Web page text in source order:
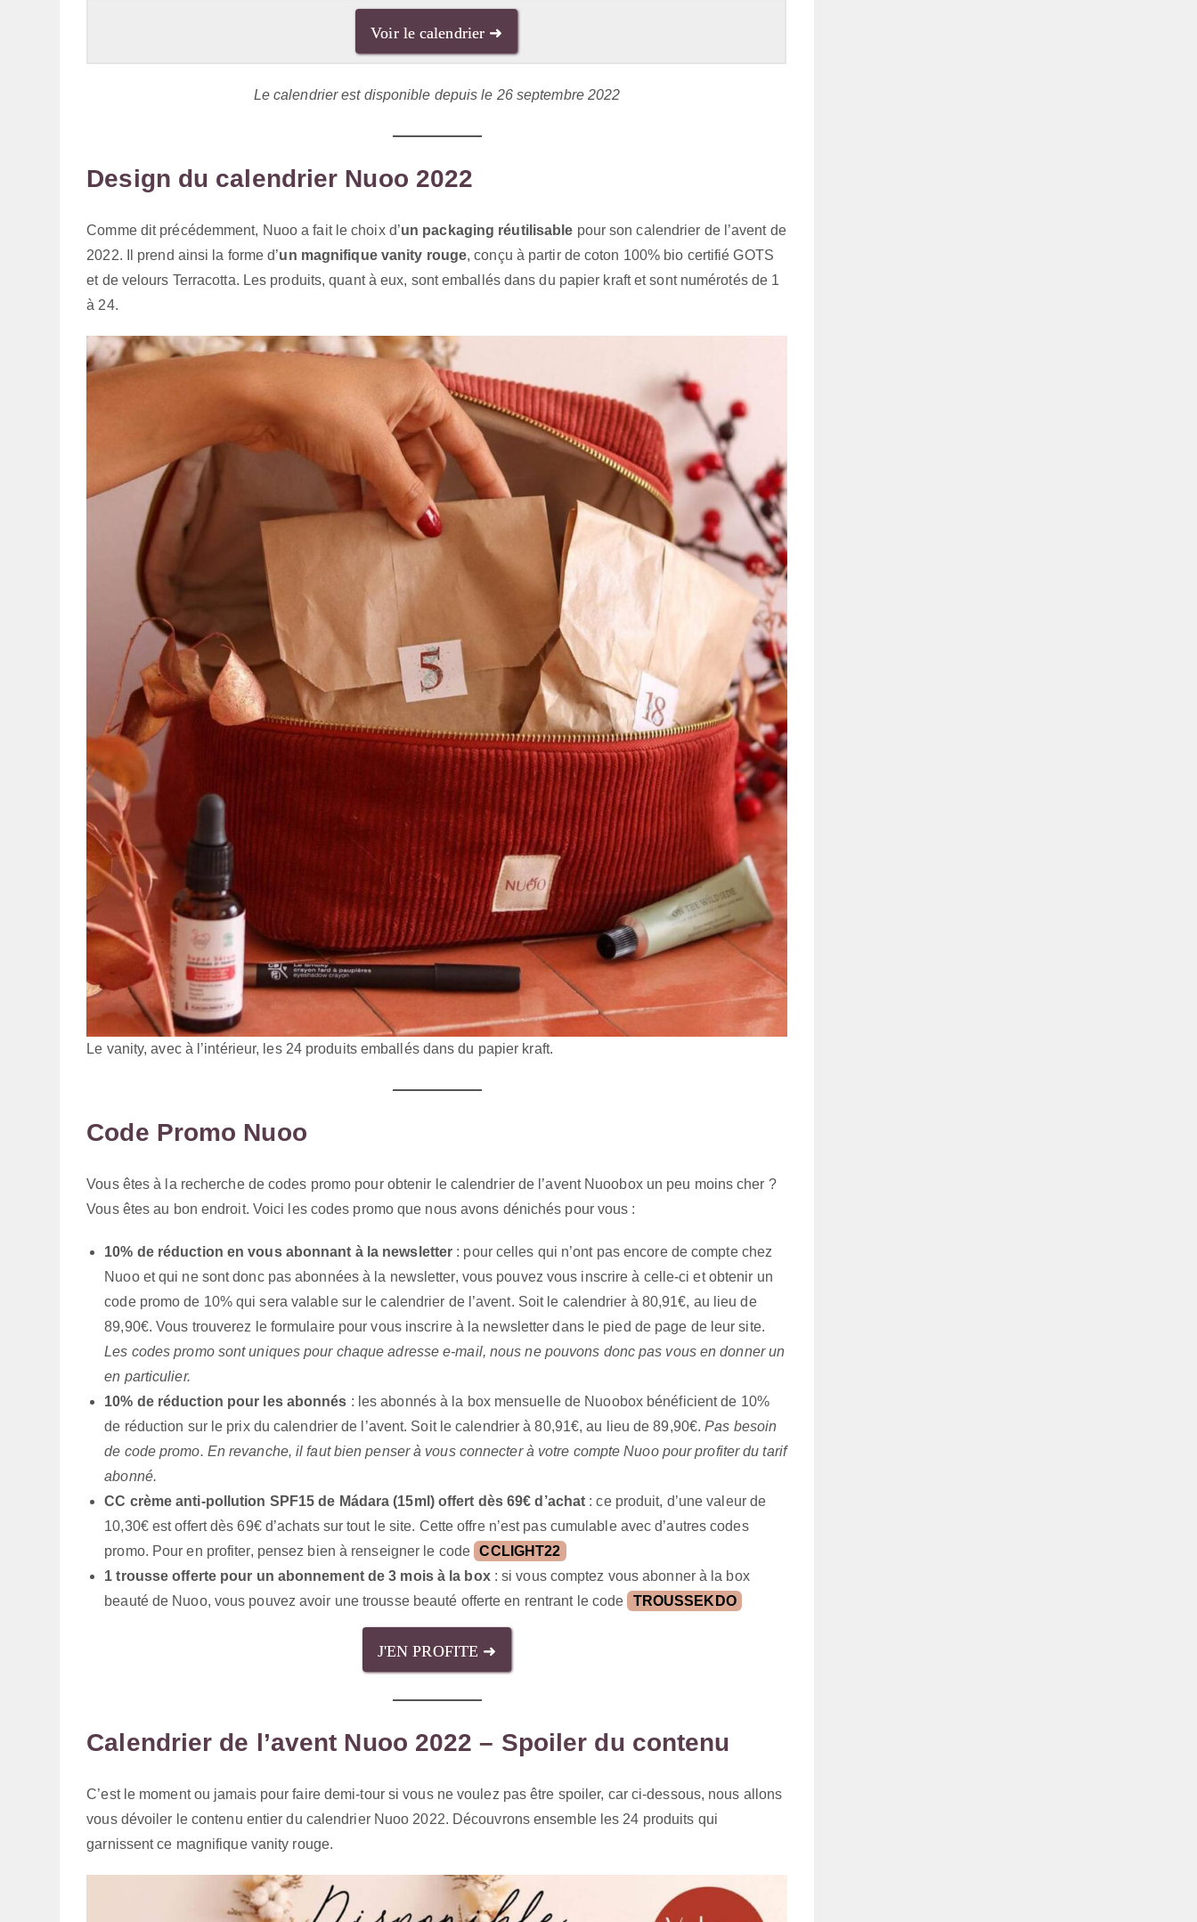
Voir le calendrier ➜
Le calendrier est disponible depuis le 26 septembre 2022
Design du calendrier Nuoo 2022
Comme dit précédemment, Nuoo a fait le choix d’un packaging réutilisable pour son calendrier de l’avent de
2022. Il prend ainsi la forme d’un magnifique vanity rouge, conçu à partir de coton 100% bio certifié GOTS
et de velours Terracotta. Les produits, quant à eux, sont emballés dans du papier kraft et sont numérotés de 1
à 24.
Le vanity, avec à l’intérieur, les 24 produits emballés dans du papier kraft.
Code Promo Nuoo
Vous êtes à la recherche de codes promo pour obtenir le calendrier de l’avent Nuoobox un peu moins cher ?
Vous êtes au bon endroit. Voici les codes promo que nous avons dénichés pour vous :
10% de réduction en vous abonnant à la newsletter : pour celles qui n’ont pas encore de compte chez
Nuoo et qui ne sont donc pas abonnées à la newsletter, vous pouvez vous inscrire à celle-ci et obtenir un
code promo de 10% qui sera valable sur le calendrier de l’avent. Soit le calendrier à 80,91€, au lieu de
89,90€. Vous trouverez le formulaire pour vous inscrire à la newsletter dans le pied de page de leur site.
Les codes promo sont uniques pour chaque adresse e-mail, nous ne pouvons donc pas vous en donner un
en particulier.
10% de réduction pour les abonnés : les abonnés à la box mensuelle de Nuoobox bénéficient de 10%
de réduction sur le prix du calendrier de l’avent. Soit le calendrier à 80,91€, au lieu de 89,90€.Pas besoin
de code promo. En revanche, il faut bien penser à vous connecter à votre compte Nuoo pour profiter du tarif
abonné.
CC crème anti-pollution SPF15 de Mádara (15ml) offert dès 69€ d’achat : ce produit, d’une valeur de
10,30€ est offert dès 69€ d’achats sur tout le site. Cette offre n’est pas cumulable avec d’autres codes
promo. Pour en profiter, pensez bien à renseigner le code
CCLIGHT22
1 trousse offerte pour un abonnement de 3 mois à la box: si vous comptez vous abonner à la box
beauté de Nuoo, vous pouvez avoir une trousse beauté offerte en rentrant le code
TROUSSEKDO
J'EN PROFITE ➜
Calendrier de l’avent Nuoo 2022 – Spoiler du contenu
C’est le moment ou jamais pour faire demi-tour si vous ne voulez pas être spoiler, car ci-dessous, nous allons
vous dévoiler le contenu entier du calendrier Nuoo 2022. Découvrons ensemble les 24 produits qui
garnissent ce magnifique vanity rouge.